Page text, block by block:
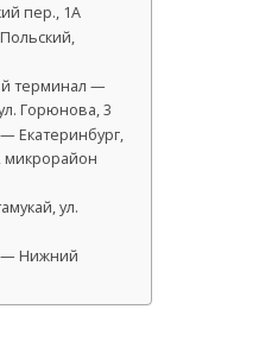
пер., 1А
терминал —
Горюнова, 3
Екатеринбург,
микрорайон
ул.
— Нижний